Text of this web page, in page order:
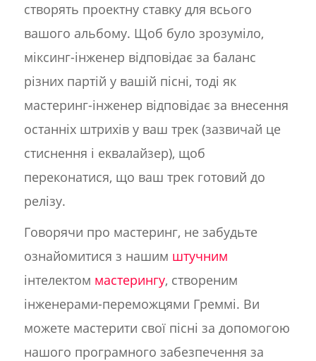
створять проектну ставку для всього
вашого альбому. Щоб було зрозуміло,
міксинг-інженер відповідає за баланс
різних партій у вашій пісні, тоді як
мастеринг-інженер відповідає за внесення
останніх штрихів у ваш трек (зазвичай це
стиснення і еквалайзер), щоб
переконатися, що ваш трек готовий до
релізу.
Говорячи про мастеринг, не забудьте
ознайомитися з нашим штучним
інтелектом мастерингу, створеним
інженерами-переможцями Греммі. Ви
можете мастерити свої пісні за допомогою
нашого програмного забезпечення за